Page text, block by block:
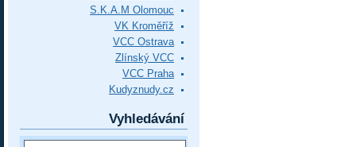
S.K.A.M Olomouc
VK Kroměříž
VCC Ostrava
Zlínský VCC
VCC Praha
Kudyznudy.cz
Vyhledávání